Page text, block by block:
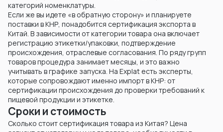
категорий номенклатуры.
Если же вы идете «в обратную сторону» и планируете
поставки в КНР, понадобится сертификация экспорта в
Китай. В зависимости от категории товара она включает
регистрацию этикетки/упаковки, подтверждение
происхождения, отраслевые согласования. По ряду групп
товаров процедура занимает месяцы, и это важно
учитывать в графике запуска. На Explat есть эксперты,
которые сопровождают именно импорт в КНР: от
сертификации происхождения до проверки требований к
пищевой продукции и этикетке.
Сроки и стоимость
Сколько стоит сертификация товара из Китая? Цена